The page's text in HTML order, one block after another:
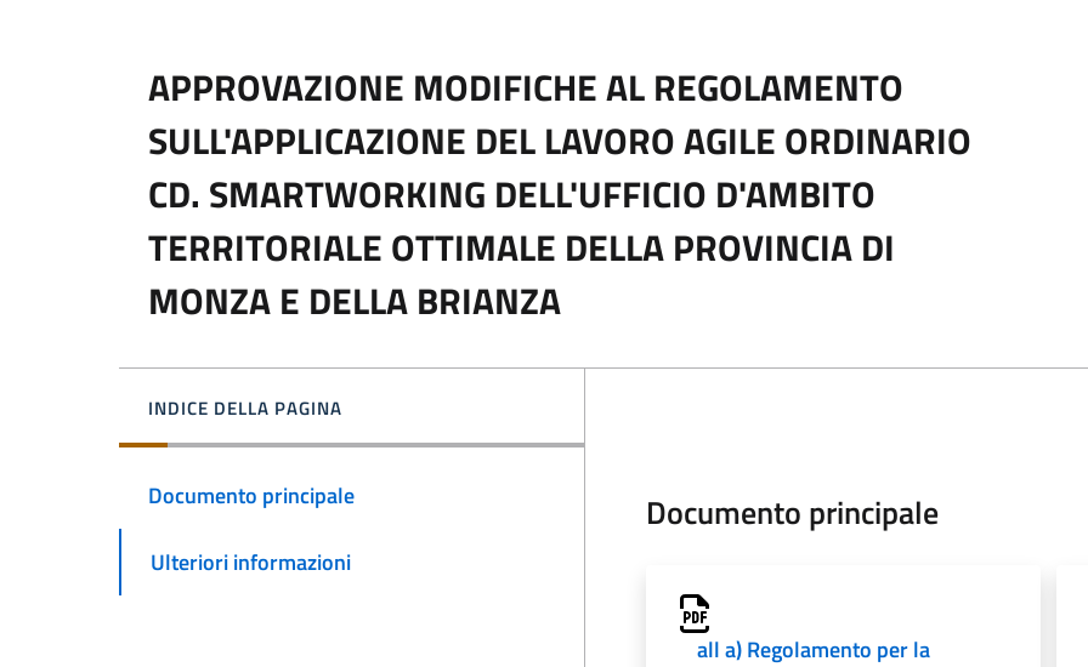
APPROVAZIONE MODIFICHE AL REGOLAMENTO
SULL'APPLICAZIONE DEL LAVORO AGILE ORDINARIO
CD. SMARTWORKING DELL'UFFICIO D'AMBITO
TERRITORIALE OTTIMALE DELLA PROVINCIA DI
MONZA E DELLA BRIANZA
INDICE DELLA PAGINA
Documento principale
Ulteriori informazioni
Documento principale
all a) Regolamento per la